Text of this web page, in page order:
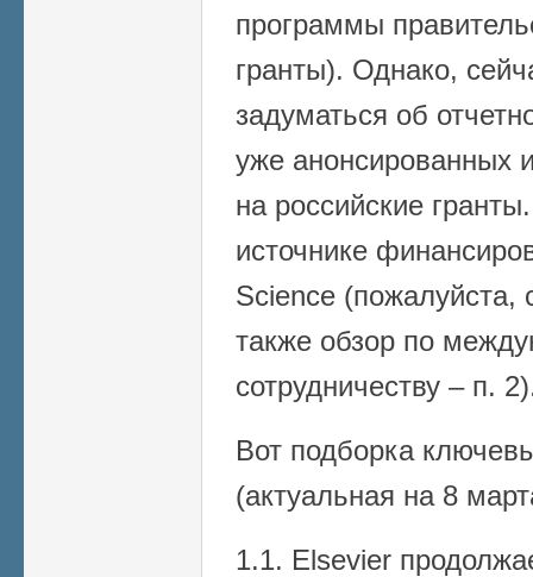
программы
гранты). Однако,
задуматься об
уже анонсированных
на российские
источнике
Science (пожалуйста,
также обзор по
сотрудничеству – п.
Вот подборка
(актуальная на 8
1.1. Elsevier